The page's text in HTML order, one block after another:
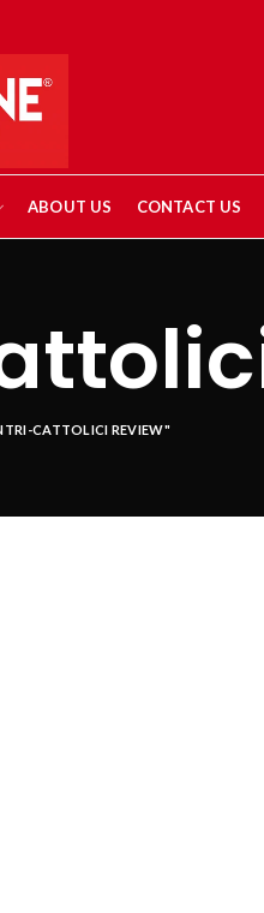
ABOUT US CONTACT US
CATTOLICI REVIEW"